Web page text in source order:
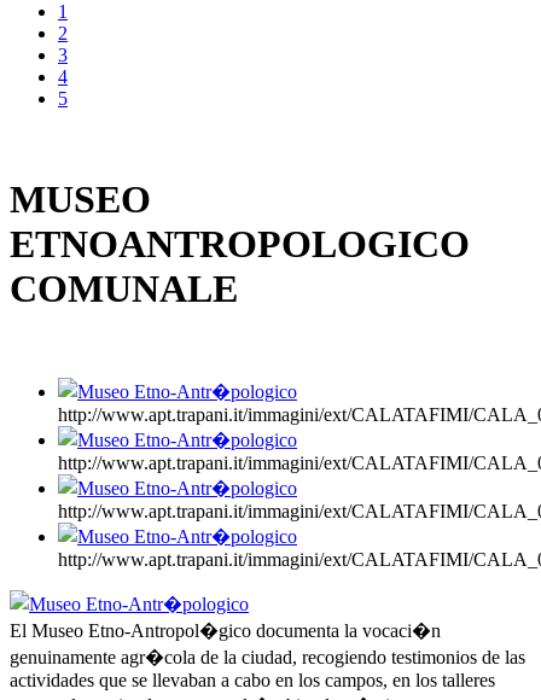
1
2
3
4
5
MUSEO
ETNOANTROPOLOGICO
COMUNALE
http://www.apt.trapani.it/immagini/ext/CALATAFIMI/
http://www.apt.trapani.it/immagini/ext/CALATAFIMI/
http://www.apt.trapani.it/immagini/ext/CALATAFIMI/
http://www.apt.trapani.it/immagini/ext/CALATAFIMI/
El Museo Etno-Antropol�gico documenta la vocaci�n
genuinamente agr�cola de la ciudad, recogiendo testimonios de las
actividades que se llevaban a cabo en los campos, en los talleres